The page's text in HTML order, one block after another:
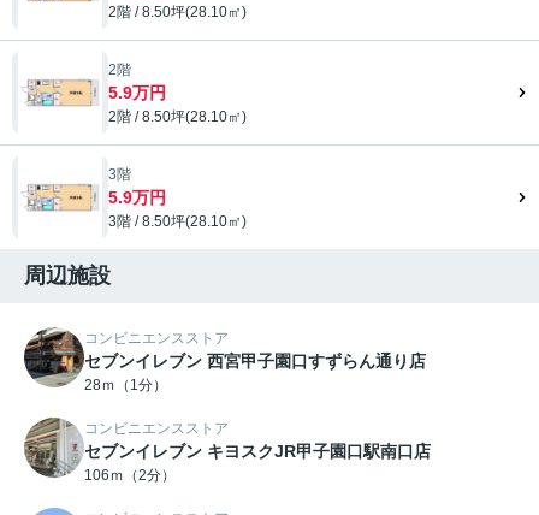
2階 / 8.50坪(28.10㎡)
2階
5.9万円
2階 / 8.50坪(28.10㎡)
3階
5.9万円
3階 / 8.50坪(28.10㎡)
周辺施設
コンビニエンスストア
セブンイレブン 西宮甲子園口すずらん通り店
28ｍ（1分）
コンビニエンスストア
セブンイレブン キヨスクJR甲子園口駅南口店
106ｍ（2分）